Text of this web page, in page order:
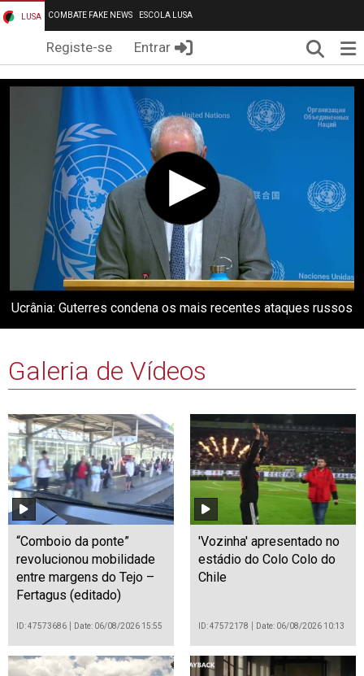
LUSA COMBATE FAKE NEWS ESCOLA LUSA
Registe-se Entrar
Ucrânia: Guterres condena os mais recentes ataques russos
Galeria de Vídeos
“Comboio da ponte”
revolucionou mobilidade
entre margens do Tejo –
Fertagus (editado)
ID: 47573686 Date: 06/08/2026 15:55
'Vozinha' apresentado no
estádio do Colo Colo do
Chile
ID: 47572178 Date: 06/08/2026 10:13